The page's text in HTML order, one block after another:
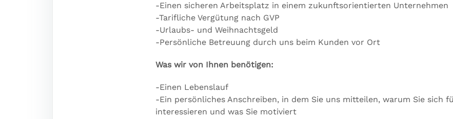
-Einen sicheren Arbeitsplatz in einem zukunftsorientierten Unternehmen
-Tarifliche Vergütung nach GVP
-Urlaubs- und Weihnachtsgeld
-Persönliche Betreuung durch uns beim Kunden vor Ort
Was wir von Ihnen benötigen:
-Einen Lebenslauf
-Ein persönliches Anschreiben, in dem Sie uns mitteilen, warum Sie sich
interessieren und was Sie motiviert